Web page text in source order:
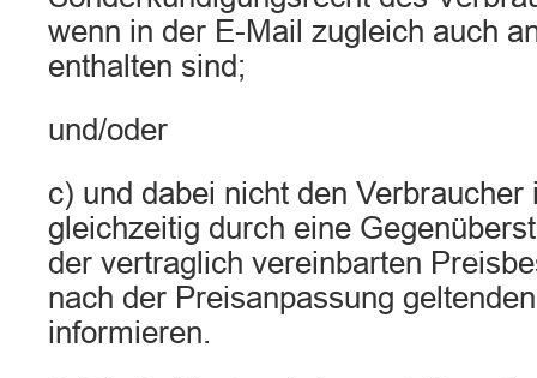
wenn in der E-Mail zugleich auch
enthalten sind;
und/oder
c) und dabei nicht den Verbraucher
gleichzeitig durch eine
der vertraglich vereinbarten
nach der Preisanpassung
informieren.